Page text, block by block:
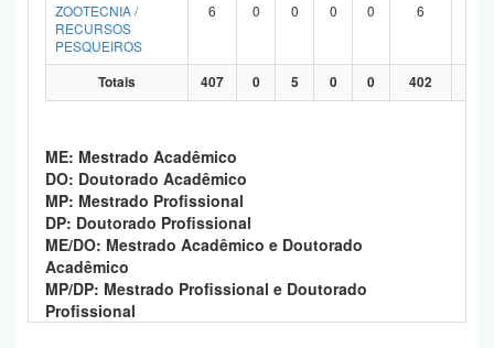
ZOOTECNIA /
RECURSOS
PESQUEIROS
6 0 0 0 0 6
Totais 407 0 5 0 0 402
ME: Mestrado Acadêmico
DO: Doutorado Acadêmico
MP: Mestrado Profissional
DP: Doutorado Profissional
ME/DO: Mestrado Acadêmico e Doutorado
Acadêmico
MP/DP: Mestrado Profissional e Doutorado
Profissional